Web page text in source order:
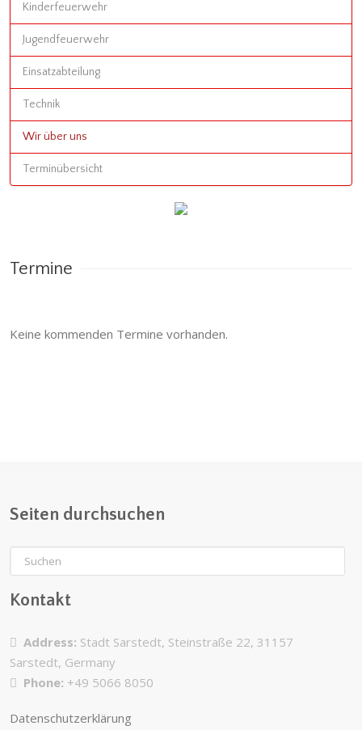
Kinderfeuerwehr
Jugendfeuerwehr
Einsatzabteilung
Technik
Wir über uns
Terminübersicht
Termine
Keine kommenden Termine vorhanden.
Seiten durchsuchen
Kontakt
Address: Stadt Sarstedt, Steinstraße 22, 31157
Sarstedt, Germany
Phone: +49 5066 8050
Datenschutzerklärung